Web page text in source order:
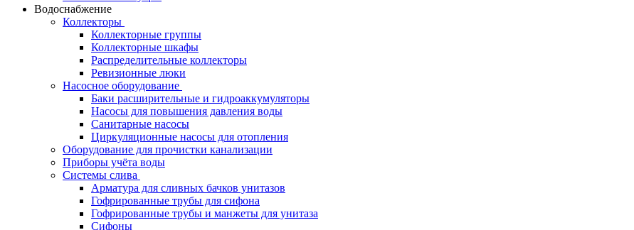
Водоснабжение
Коллекторы
Коллекторные группы
Коллекторные шкафы
Распределительные коллекторы
Ревизионные люки
Насосное оборудование
Баки расширительные и гидроаккумуляторы
Насосы для повышения давления воды
Санитарные насосы
Циркуляционные насосы для отопления
Оборудование для прочистки канализации
Приборы учёта воды
Системы слива
Арматура для сливных бачков унитазов
Гофрированные трубы для сифона
Гофрированные трубы и манжеты для унитаза
Сифоны